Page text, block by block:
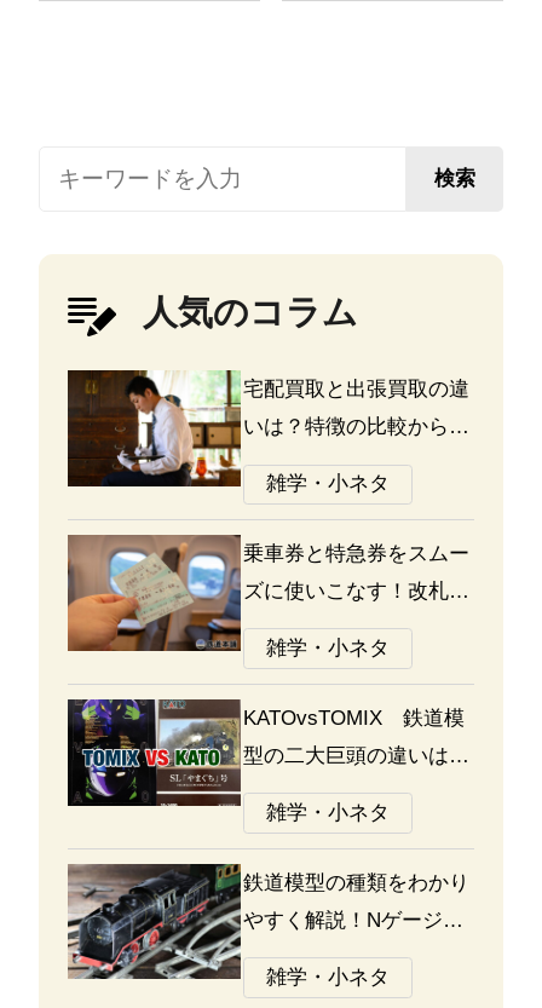
検索
人気のコラム
宅配買取と出張買取の違
いは？特徴の比較から探
る選び方のポイント
雑学・小ネタ
乗車券と特急券をスムー
ズに使いこなす！改札の
通り方ガイド
雑学・小ネタ
KATOvsTOMIX 鉄道模
型の二大巨頭の違いは何
か？あなたはどっち派？
雑学・小ネタ
鉄道模型の種類をわかり
やすく解説！Nゲージ、
Oゲージ、Zゲージなど
の違いについて
雑学・小ネタ